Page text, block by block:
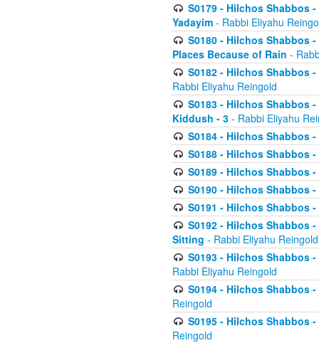
S0179 - Hilchos Shabbos
Yadayim - Rabbi Eliyahu
S0180 - Hilchos Shabbos
Places Because of Rain -
S0182 - Hilchos Shabbos
Rabbi Eliyahu Reingold
S0183 - Hilchos Shabbos
Kiddush - 3 - Rabbi Eliyahu
S0184 - Hilchos Shabbos
S0188 - Hilchos Shabbos
S0189 - Hilchos Shabbos
S0190 - Hilchos Shabbos
S0191 - Hilchos Shabbos
S0192 - Hilchos Shabbos
Sitting - Rabbi Eliyahu Reingold
S0193 - Hilchos Shabbos
Rabbi Eliyahu Reingold
S0194 - Hilchos Shabbos
Reingold
S0195 - Hilchos Shabbos
Reingold